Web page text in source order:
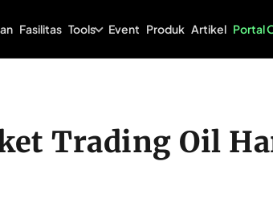
Fasilitas Tools Event Produk Artikel Portal
Trading Oil